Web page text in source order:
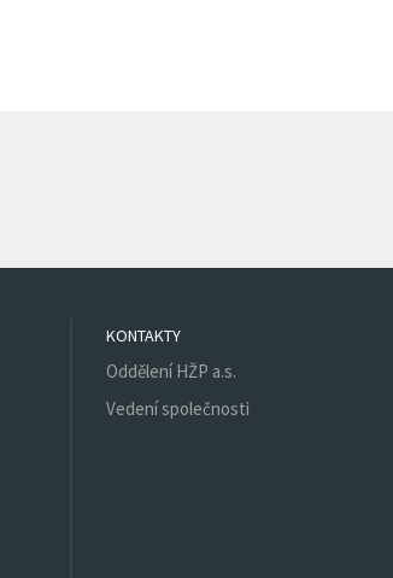
KONTAKTY
Oddělení HŽP a.s.
Vedení společnosti